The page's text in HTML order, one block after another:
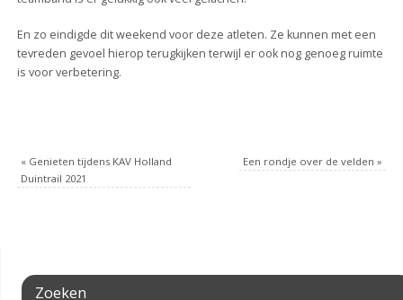
En zo eindigde dit weekend voor deze atleten. Ze kunnen met een
tevreden gevoel hierop terugkijken terwijl er ook nog genoeg ruimte
is voor verbetering.
«Genieten tijdens KAV Holland
Duintrail 2021
Een rondje over de velden»
Zoeken